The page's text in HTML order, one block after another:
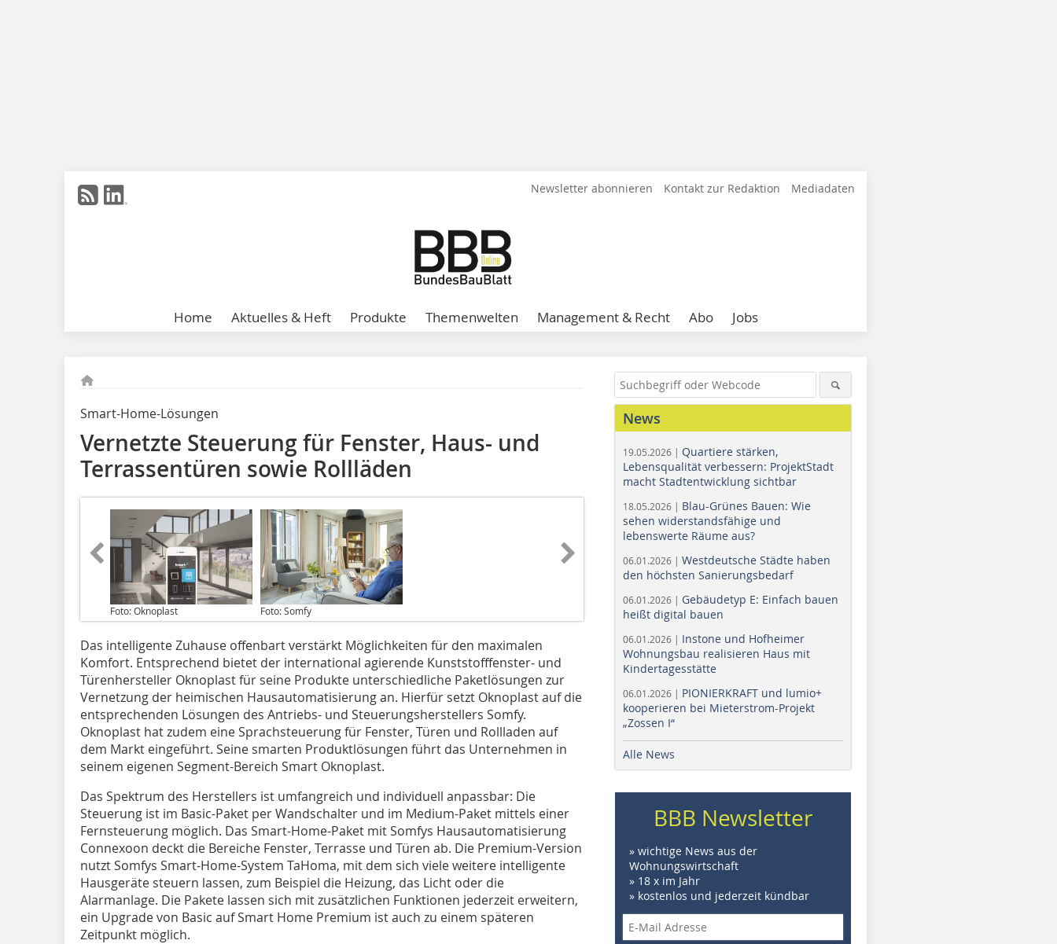
Newsletter abonnieren Kontakt zur Redaktion Mediadaten
Home Aktuelles & Heft Produkte Themenwelten Management & Recht Abo Jobs
Smart-Home-Lösungen
Vernetzte Steuerung für Fenster, Haus- und
Terrassentüren sowie Rollläden
Foto: Oknoplast Foto: Somfy
Das intelligente Zuhause offenbart verstärkt Möglichkeiten für den maximalen
Komfort. Entsprechend bietet der international agierende Kunststofffenster- und
Türenhersteller Oknoplast für seine Produkte unterschiedliche Paketlösungen zur
Vernetzung der heimischen Hausautomatisierung an. Hierfür setzt Oknoplast auf die
entsprechenden Lösungen des Antriebs- und Steuerungsherstellers Somfy.
Oknoplast hat zudem eine Sprachsteuerung für Fenster, Türen und Rollladen auf
dem Markt eingeführt. Seine smarten Produktlösungen führt das Unternehmen in
seinem eigenen Segment-Bereich Smart Oknoplast.
Das Spektrum des Herstellers ist umfangreich und individuell anpassbar: Die
Steuerung ist im Basic-Paket per Wandschalter und im Medium-Paket mittels einer
Fernsteuerung möglich. Das Smart-Home-Paket mit Somfys Hausautomatisierung
Connexoon deckt die Bereiche Fenster, Terrasse und Türen ab. Die Premium-Version
nutzt Somfys Smart-Home-System TaHoma, mit dem sich viele weitere intelligente
Hausgeräte steuern lassen, zum Beispiel die Heizung, das Licht oder die
Alarmanlage. Die Pakete lassen sich mit zusätzlichen Funktionen jederzeit erweitern,
ein Upgrade von Basic auf Smart Home Premium ist auch zu einem späteren
Zeitpunkt möglich.
News
19.05.2026 | Quartiere stärken,
Lebensqualität verbessern: ProjektStadt
macht Stadtentwicklung sichtbar
18.05.2026 | Blau-Grünes Bauen: Wie
sehen widerstandsfähige und
lebenswerte Räume aus?
06.01.2026 | Westdeutsche Städte haben
den höchsten Sanierungsbedarf
06.01.2026 | Gebäudetyp E: Einfach bauen
heißt digital bauen
06.01.2026 | Instone und Hofheimer
Wohnungsbau realisieren Haus mit
Kindertagesstätte
06.01.2026 | PIONIERKRAFT und lumio+
kooperieren bei Mieterstrom-Projekt
„Zossen I“
Alle News
BBB Newsletter
» wichtige News aus der
Wohnungswirtschaft
» 18 x im Jahr
» kostenlos und jederzeit kündbar